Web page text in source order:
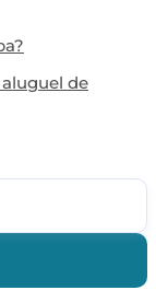
de